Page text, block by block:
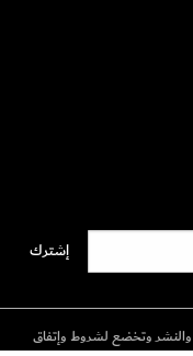
وتخضع لشروط وإتفاق